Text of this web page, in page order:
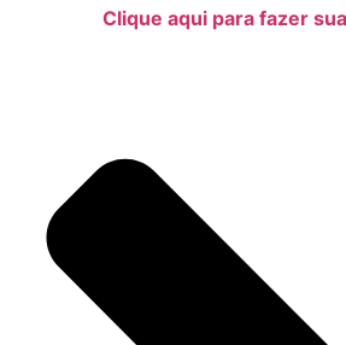
Clique aqui para fazer